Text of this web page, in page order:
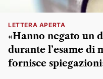
LETTERA APERTA
«Hanno negato un
durante l’esame di
fornisce